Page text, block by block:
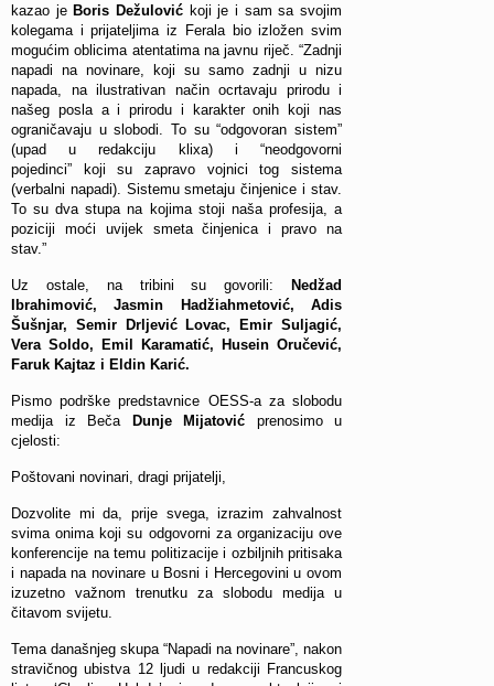
kazao jeBoris Dežulović koji je i sam sa svojim
kolegama i prijateljima iz Ferala bio izložen svim
mogućim oblicima atentatima na javnu riječ. “Zadnji
napadi na novinare, koji su samo zadnji u nizu
napada, na ilustrativan način ocrtavaju prirodu i
našeg posla a i prirodu i karakter onih koji nas
ograničavaju u slobodi. To su “odgovoran sistem”
(upad u redakciju klixa) i “neodgovorni
pojedinci” koji su zapravo vojnici tog sistema
(verbalni napadi). Sistemu smetaju činjenice i stav.
To su dva stupa na kojima stoji naša profesija, a
poziciji moći uvijek smeta činjenica i pravo na
stav.”
Uz ostale, na tribini su govorili: Nedžad
Ibrahimović, Jasmin Hadžiahmetović, Adis
Šušnjar, Semir Drljević Lovac, Emir Suljagić,
Vera Soldo, Emil Karamatić, Husein Oručević,
Faruk Kajtaz i Eldin Karić.
Pismo podrške predstavnice OESS-a za slobodu
medija iz Beča Dunje Mijatović prenosimo u
cjelosti:
Poštovani novinari, dragi prijatelji,
Dozvolite mi da, prije svega, izrazim zahvalnost
svima onima koji su odgovorni za organizaciju ove
konferencije na temu politizacije i ozbiljnih pritisaka
i napada na novinare u Bosni i Hercegovini u ovom
izuzetno važnom trenutku za slobodu medija u
čitavom svijetu.
Tema današnjeg skupa “Napadi na novinare”, nakon
stravičnog ubistva 12 ljudi u redakciji Francuskog